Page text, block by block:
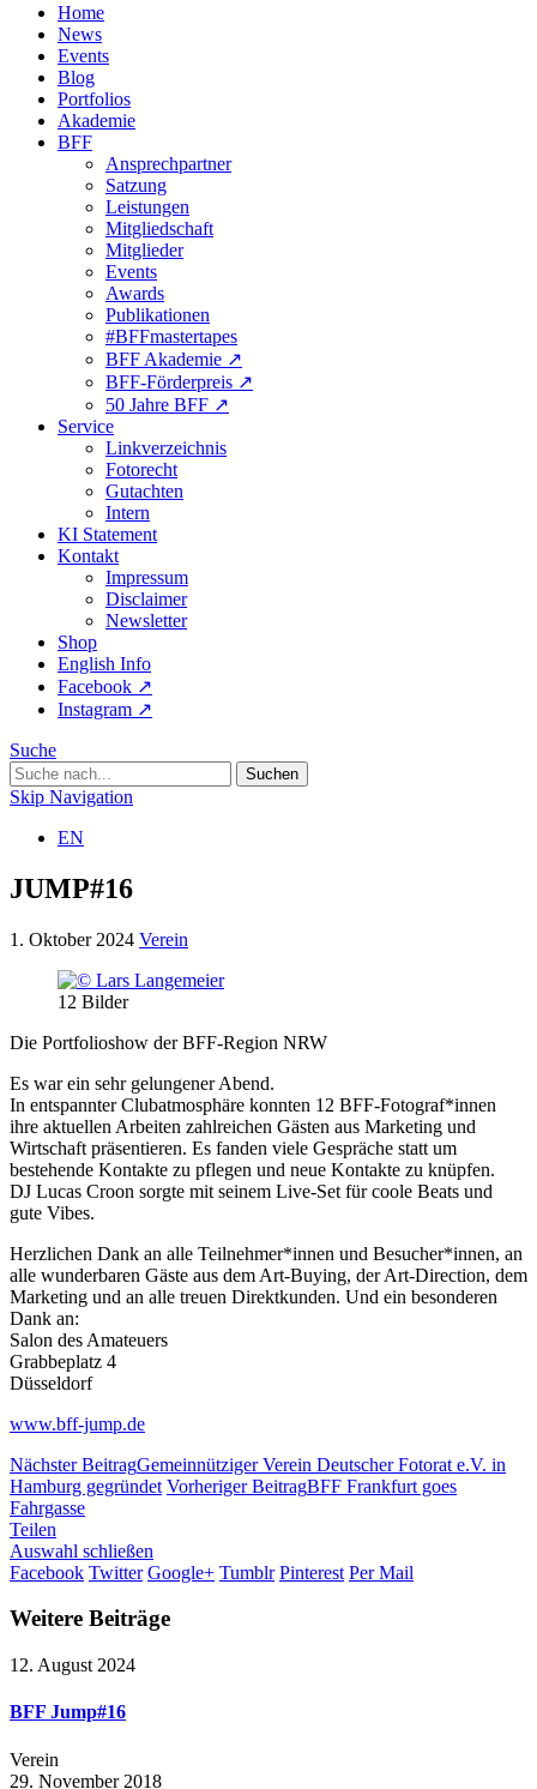
Home
News
Events
Blog
Portfolios
Akademie
BFF
Ansprechpartner
Satzung
Leistungen
Mitgliedschaft
Mitglieder
Events
Awards
Publikationen
#BFFmastertapes
BFF Akademie ↗︎
BFF-Förderpreis ↗︎
50 Jahre BFF ↗︎
Service
Linkverzeichnis
Fotorecht
Gutachten
Intern
KI Statement
Kontakt
Impressum
Disclaimer
Newsletter
Shop
English Info
Facebook ↗︎
Instagram ↗︎
Suche
Skip Navigation
EN
JUMP#16
1. Oktober 2024 Verein
12 Bilder
Die Portfolioshow der BFF-Region NRW
Es war ein sehr gelungener Abend.
In entspannter Clubatmosphäre konnten 12 BFF-Fotograf*innen
ihre aktuellen Arbeiten zahlreichen Gästen aus Marketing und
Wirtschaft präsentieren. Es fanden viele Gespräche statt um
bestehende Kontakte zu pflegen und neue Kontakte zu knüpfen.
DJ Lucas Croon sorgte mit seinem Live-Set für coole Beats und
gute Vibes.
Herzlichen Dank an alle Teilnehmer*innen und Besucher*innen, an
alle wunderbaren Gäste aus dem Art-Buying, der Art-Direction, dem
Marketing und an alle treuen Direktkunden. Und ein besonderen
Dank an:
Salon des Amateuers
Grabbeplatz 4
Düsseldorf
www.bff-jump.de
Nächster BeitragGemeinnütziger Verein Deutscher Fotorat e.V. in
Hamburg gegründet Vorheriger BeitragBFF Frankfurt goes
Fahrgasse
Teilen
Auswahl schließen
Facebook Twitter Google+ Tumblr Pinterest Per Mail
Weitere Beiträge
12. August 2024
BFF Jump#16
Verein
29. November 2018